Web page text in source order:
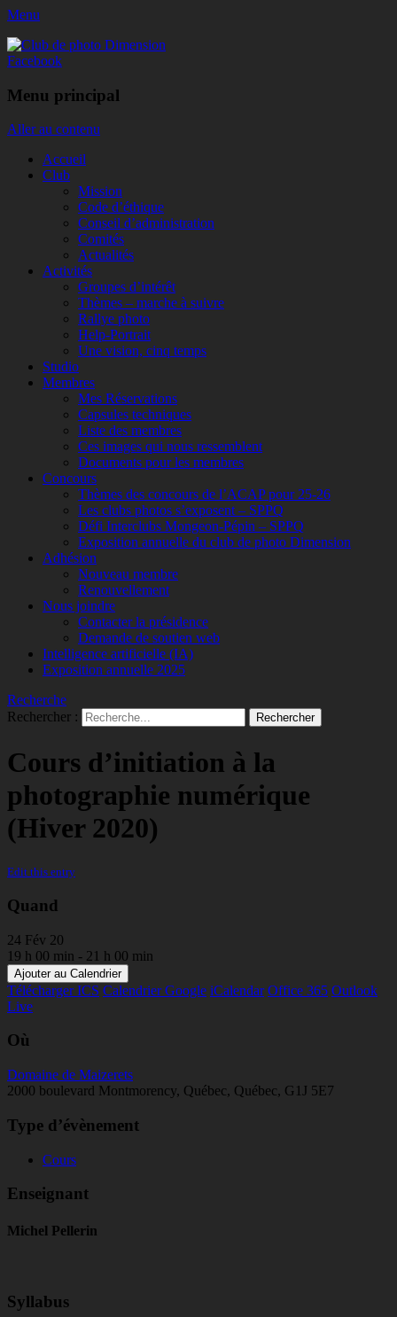
Menu
Club de photo Dimension
Facebook
Menu principal
Aller au contenu
Accueil
Club
Mission
Code d’éthique
Conseil d’administration
Comités
Actualités
Activités
Groupes d’intérêt
Thèmes – marche à suivre
Rallye photo
Help-Portrait
Une vision, cinq temps
Studio
Membres
Mes Réservations
Capsules techniques
Liste des membres
Ces images qui nous ressemblent
Documents pour les membres
Concours
Thèmes des concours de l’ACAP pour 25-26
Les clubs photos s’exposent – SPPQ
Défi Interclubs Mongeon-Pépin – SPPQ
Exposition annuelle du club de photo Dimension
Adhésion
Nouveau membre
Renouvellement
Nous joindre
Contacter la présidence
Demande de soutien web
Intelligence artificielle (IA)
Exposition annuelle 2025
Recherche
Rechercher :
Cours d’initiation à la
photographie numérique
(Hiver 2020)
Edit this entry
Quand
24 Fév 20
19 h 00 min - 21 h 00 min
Ajouter au Calendrier
Télécharger ICS Calendrier Google iCalendar Office 365 Outlook
Live
Où
Domaine de Maizerets
2000 boulevard Montmorency, Québec, Québec, G1J 5E7
Type d’évènement
Cours
Enseignant
Michel Pellerin
Syllabus